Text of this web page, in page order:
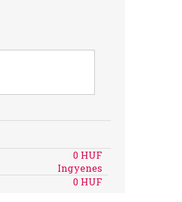
0 HUF
Ingyenes
0 HUF